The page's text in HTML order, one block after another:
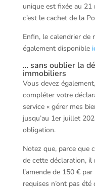
unique est fixée au 21
c’est le cachet de la
Enfin, le calendrier de
également disponible
… sans oublier la
immobiliers
Vous devez
compléter votre
service « gérer mes
jusqu’au 1er juillet
obligation.
Notez que, parce que
de cette déclaration, il
l’amende de 150 €
requises n’ont pas